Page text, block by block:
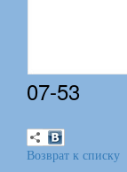
07-53
Возврат к списку